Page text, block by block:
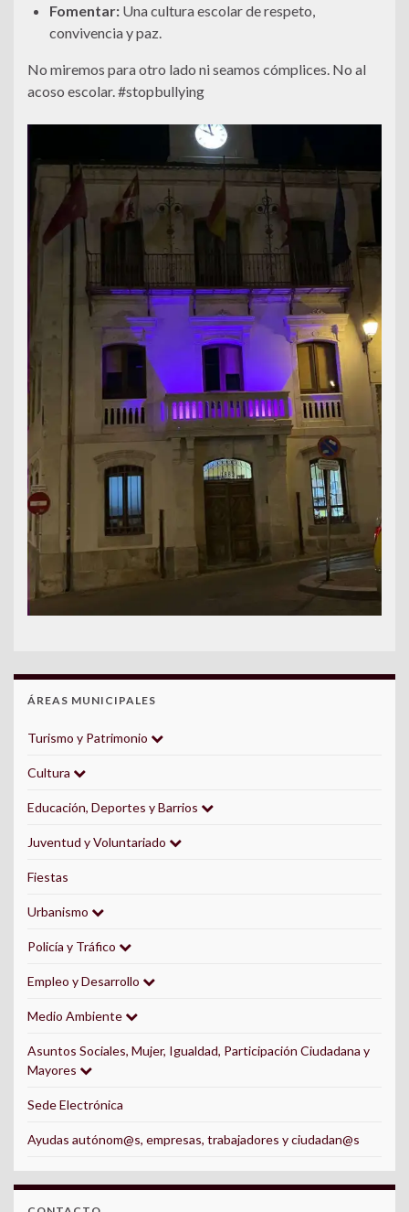
Fomentar: Una cultura escolar de respeto,
convivencia y paz.
No miremos para otro lado ni seamos cómplices. No al
acoso escolar. #stopbullying
ÁREAS MUNICIPALES
Turismo y Patrimonio
Cultura
Educación, Deportes y Barrios
Juventud y Voluntariado
Fiestas
Urbanismo
Policía y Tráfico
Empleo y Desarrollo
Medio Ambiente
Asuntos Sociales, Mujer, Igualdad, Participación Ciudadana y
Mayores
Sede Electrónica
Ayudas autónom@s, empresas, trabajadores y ciudadan@s